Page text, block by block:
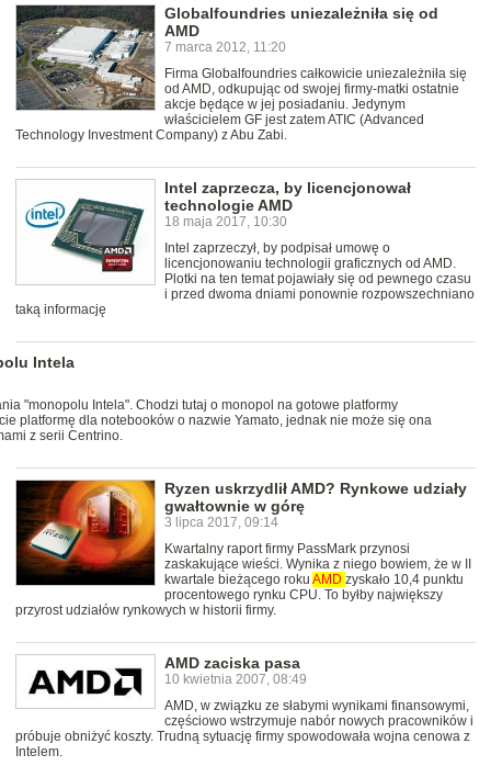
Globalfoundries uniezależniła się od
AMD
7 marca 2012, 11:20
Firma Globalfoundries całkowicie uniezależniła się
od AMD, odkupując od swojej firmy-matki ostatnie
akcje będące w jej posiadaniu. Jedynym
właścicielem GF jest zatem ATIC (Advanced
Technology Investment Company) z Abu Zabi.
Intel zaprzecza, by licencjonował
technologie AMD
18 maja 2017, 10:30
Intel zaprzeczył, by podpisał umowę o
licencjonowaniu technologii graficznych od AMD.
Plotki na ten temat pojawiały się od pewnego czasu
i przed dwoma dniami ponownie rozpowszechniano
taką informację
Intela
"monopolu Intela". Chodzi tutaj o monopol na gotowe platformy
platformę dla notebooków o nazwie Yamato, jednak nie może się ona
z serii Centrino.
Ryzen uskrzydlił AMD? Rynkowe udziały
gwałtownie w górę
3 lipca 2017, 09:14
Kwartalny raport firmy PassMark przynosi
zaskakujące wieści. Wynika z niego bowiem, że w II
kwartale bieżącego roku AMD zyskało 10,4 punktu
procentowego rynku CPU. To byłby największy
przyrost udziałów rynkowych w historii firmy.
AMD zaciska pasa
10 kwietnia 2007, 08:49
AMD, w związku ze słabymi wynikami finansowymi,
częściowo wstrzymuje nabór nowych pracowników i
próbuje obniżyć koszty. Trudną sytuację firmy spowodowała wojna cenowa z
Intelem.